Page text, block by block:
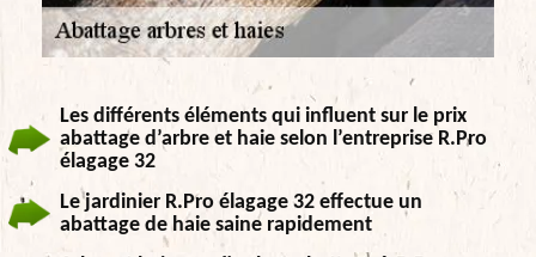
Les différents éléments qui influent sur le prix
abattage d’arbre et haie selon l’entreprise R.Pro
élagage 32
Le jardinier R.Pro élagage 32 effectue un
abattage de haie saine rapidement